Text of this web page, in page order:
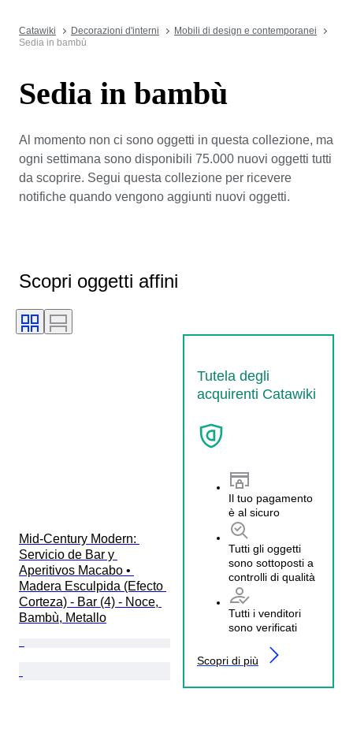
Catawiki Decorazioni d'interni
Mobili di design e contemporanei
Sedia in bambù
Sedia in bambù
Al momento non ci sono oggetti in questa collezione, ma
ogni settimana sono disponibili 75.000 nuovi oggetti tutti
da scoprire. Segui questa collezione per ricevere
notifiche quando vengono aggiunti nuovi oggetti.
Scopri oggetti affini
Tutela degli
acquirenti Catawiki
Il tuo pagamento
è al sicuro
Tutti gli oggetti
sono sottoposti a
controlli di qualità
Tutti i venditori
sono verificati
Scopri di più
Mid-Century Modern:
Servicio de Bar y
Aperitivos Macabo •
Madera Esculpida (Efecto
Corteza) - Bar (4) - Noce,
Bambù, Metallo